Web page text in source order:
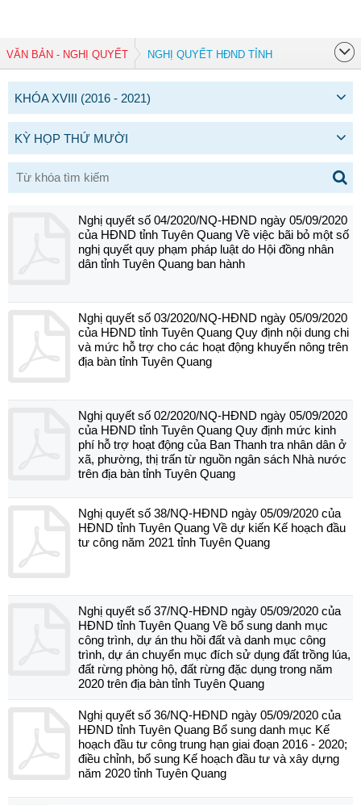
VĂN BẢN - NGHỊ QUYẾT NGHỊ QUYẾT HĐND TỈNH
KHÓA XVIII (2016 - 2021)
KỲ HỌP THỨ MƯỜI
Nghị quyết số 04/2020/NQ-HĐND ngày 05/09/2020
của HĐND tỉnh Tuyên Quang Về việc bãi bỏ một số
nghị quyết quy phạm pháp luật do Hội đồng nhân
dân tỉnh Tuyên Quang ban hành
Nghị quyết số 03/2020/NQ-HĐND ngày 05/09/2020
của HĐND tỉnh Tuyên Quang Quy định nội dung chi
và mức hỗ trợ cho các hoạt động khuyến nông trên
địa bàn tỉnh Tuyên Quang
Nghị quyết số 02/2020/NQ-HĐND ngày 05/09/2020
của HĐND tỉnh Tuyên Quang Quy định mức kinh
phí hỗ trợ hoạt động của Ban Thanh tra nhân dân ở
xã, phường, thị trấn từ nguồn ngân sách Nhà nước
trên địa bàn tỉnh Tuyên Quang
Nghị quyết số 38/NQ-HĐND ngày 05/09/2020 của
HĐND tỉnh Tuyên Quang Về dự kiến Kế hoạch đầu
tư công năm 2021 tỉnh Tuyên Quang
Nghị quyết số 37/NQ-HĐND ngày 05/09/2020 của
HĐND tỉnh Tuyên Quang Về bổ sung danh mục
công trình, dự án thu hồi đất và danh mục công
trình, dự án chuyển mục đích sử dụng đất trồng lúa,
đất rừng phòng hộ, đất rừng đặc dụng trong năm
2020 trên địa bàn tỉnh Tuyên Quang
Nghị quyết số 36/NQ-HĐND ngày 05/09/2020 của
HĐND tỉnh Tuyên Quang Bổ sung danh mục Kế
hoạch đầu tư công trung hạn giai đoạn 2016 - 2020;
điều chỉnh, bổ sung Kế hoạch đầu tư và xây dựng
năm 2020 tỉnh Tuyên Quang